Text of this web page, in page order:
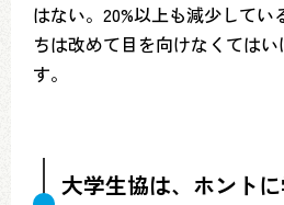
はない。20%以上も減少して
ちは改めて目を向けなくては
す。
大学生協は、ホント